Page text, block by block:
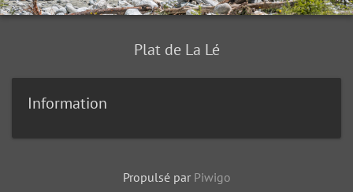
Plat de La Lé
Information
Propulsé par Piwigo